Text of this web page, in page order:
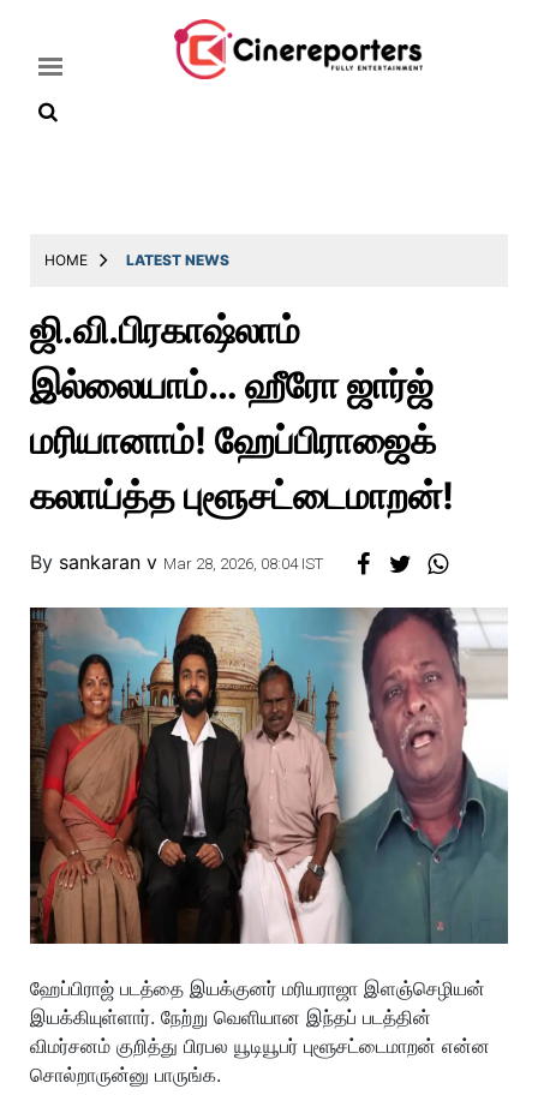
Latest
Throwback
Television
Photos
Story
HOME LATEST NEWS
ஜி.வி.பிரகாஷ்லாம்
இல்லையாம்… ஹீரோ ஜார்ஜ்
மரியானாம்! ஹேப்பிராஜைக்
கலாய்த்த புளூசட்டைமாறன்!
By sankaran v Mar 28, 2026, 08:04 IST
ஹேப்பிராஜ் படத்தை இயக்குனர் மரியராஜா இளஞ்செழியன்
இயக்கியுள்ளார். நேற்று வெளியான இந்தப் படத்தின்
விமர்சனம் குறித்து பிரபல யூடியூபர் புளூசட்டைமாறன் என்ன
சொல்றாருன்னு பாருங்க.